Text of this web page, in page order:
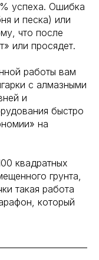
успеха. Ошибка
и песка) или
что после
или просядет.
работы вам
с алмазными
и
быстро
на
квадратных
грунта,
такая работа
который